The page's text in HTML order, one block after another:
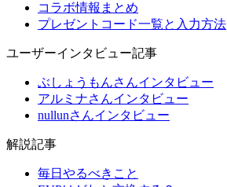
コラボ情報まとめ
プレゼントコード一覧と入力方法
ユーザーインタビュー記事
ぶしょうもんさんインタビュー
アルミナさんインタビュー
nullunさんインタビュー
解説記事
毎日やるべきこと